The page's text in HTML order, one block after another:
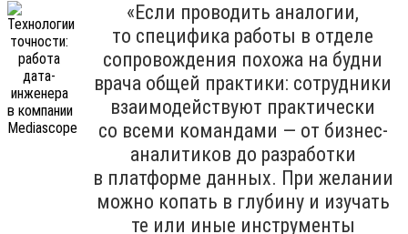
«Если проводить аналогии,
то специфика работы в отделе
сопровождения похожа на будни
врача общей практики: сотрудники
взаимодействуют практически
со всеми командами — от бизнес-
аналитиков до разработки
в платформе данных. При желании
можно копать в глубину и изучать
те или иные инструменты